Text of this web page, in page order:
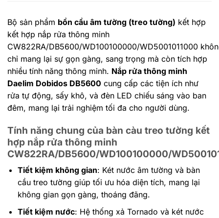
Bộ sản phẩm bồn cầu âm tường (treo tường) kết hợp
kết hợp nắp rửa thông minh
CW822RA/DB5600/WD100100000/WD5001011000
chỉ mang lại sự gọn gàng, sang trọng mà còn tích hợp
nhiều tính năng thông minh. Nắp rửa thông minh
Daelim Dobidos DB5600 cung cấp các tiện ích như
rửa tự động, sấy khô, và đèn LED chiếu sáng vào ban
đêm, mang lại trải nghiệm tối đa cho người dùng.
Tính năng chung của bàn càu treo tường kết
hợp nắp rửa thông minh
CW822RA/DB5600/WD100100000/
Tiết kiệm không gian: Két nước âm tường và bàn
cầu treo tường giúp tối ưu hóa diện tích, mang lại
không gian gọn gàng, thoáng đãng.
Tiết kiệm nước: Hệ thống xả Tornado và két nước